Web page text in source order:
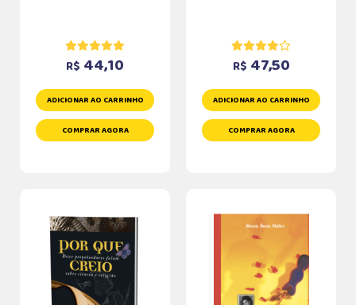
R$ 44,10
ADICIONAR AO CARRINHO
COMPRAR AGORA
R$ 47,50
ADICIONAR AO CARRINHO
COMPRAR AGORA